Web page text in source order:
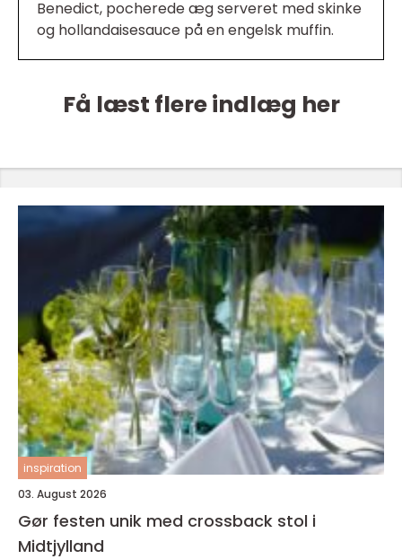
Benedict, pocherede æg serveret med skinke
og hollandaisesauce på en engelsk muffin.
Få læst flere indlæg her
inspiration
03. August 2026
Gør festen unik med crossback stol i
Midtjylland